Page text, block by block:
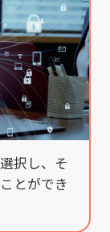
択し、そ
とができ